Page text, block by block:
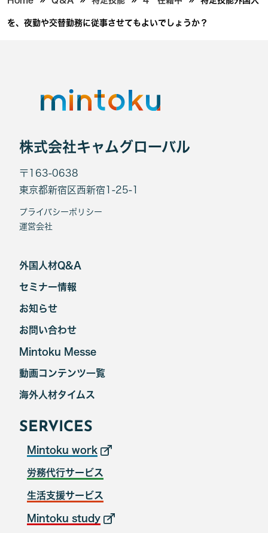
を、夜勤や交替勤務に従事させてもよいでしょうか？
株式会社キャムグローバル
〒163-0638
東京都新宿区西新宿1-25-1
プライバシーポリシー
運営会社
外国人材Q&A
セミナー情報
お知らせ
お問い合わせ
Mintoku Messe
海外人材タイムス
動画コンテンツ一覧
SERVICES
Mintoku work
労務代行サービス
生活支援サービス
Mintoku study